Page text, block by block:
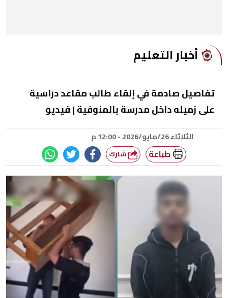
أخبار التعليم
تفاصيل صادمة في إلقاء طالب مقاعد دراسية
على زميله داخل مدرسة بالمنوفية | فيديو
الثلاثاء 26/مايو/2026 - 12:00 م
طباعة